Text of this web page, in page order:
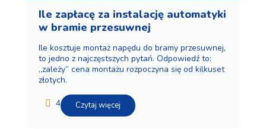
Ile zapłacę za instalację automatyki
w bramie przesuwnej
Ile kosztuje montaż napędu do bramy przesuwnej,
to jedno z najczęstszych pytań. Odpowiedź to:
„zależy” cena montażu rozpoczyna się od kilkuset
złotych.
4 Czytaj więcej